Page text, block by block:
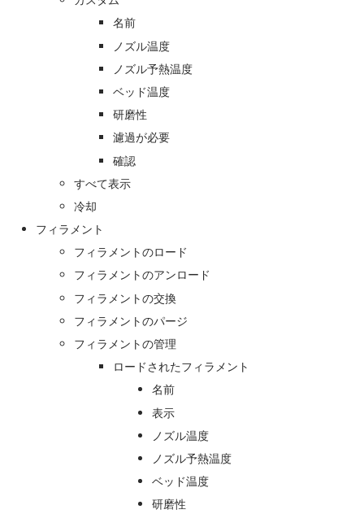
名前
ノズル温度
ノズル予熱温度
ベッド温度
研磨性
濾過が必要
確認
すべて表示
冷却
フィラメント
フィラメントのロード
フィラメントのアンロード
フィラメントの交換
フィラメントのパージ
フィラメントの管理
ロードされたフィラメント
名前
表示
ノズル温度
ノズル予熱温度
ベッド温度
研磨性